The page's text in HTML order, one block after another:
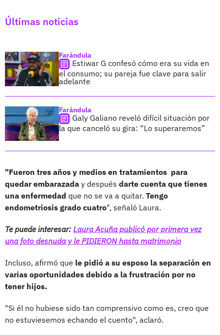
Últimas noticias
Farándula
Estiwar G confesó cómo era su vida en
el consumo; su pareja fue clave para salir
adelante
Farándula
Galy Galiano reveló difícil situación por
la que canceló su gira: “Lo superaremos”
"Fueron tres años y medios en tratamientos para
quedar embarazada y después darte cuenta que tienes
una enfermedad que no se va a quitar. Tengo
endometriosis grado cuatro", señaló Laura.
Te puede interesar: Laura Acuña publicó por primera vez
una foto desnuda y le PIDIERON hasta matrimonio
Incluso, afirmó que le pidió a su esposo la separación en
varias oportunidades debido a la frustración por no
tener hijos.
"Si él no hubiese sido tan comprensivo como es, creo que
no estuviesemos echando el cuento", aclaró.